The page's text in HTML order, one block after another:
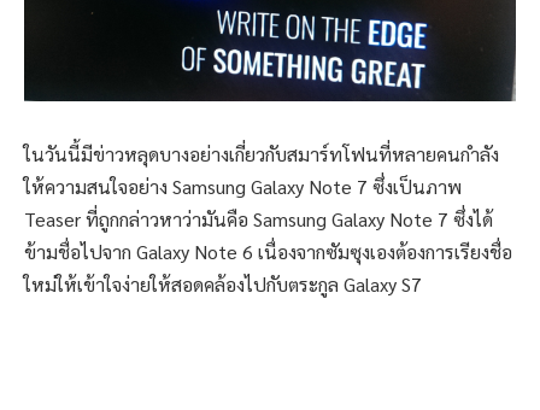
ในวันนี้มีข่าวหลุดบางอย่างเกี่ยวกับสมาร์ทโฟนที่หลายคนกำลัง
ให้ความสนใจอย่าง Samsung Galaxy Note 7 ซึ่งเป็นภาพ
Teaser ที่ถูกกล่าวหาว่ามันคือ Samsung Galaxy Note 7 ซึ่งได้
ข้ามชื่อไปจาก Galaxy Note 6 เนื่องจากซัมซุงเองต้องการเรียงชื่อ
ใหม่ให้เข้าใจง่ายให้สอดคล้องไปกับตระกูล Galaxy S7